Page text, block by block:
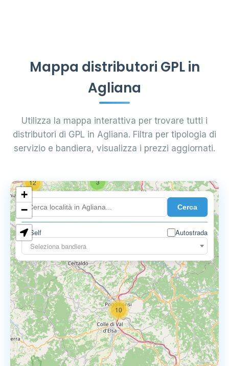
Mappa distributori GPL in
Agliana
Utilizza la mappa interattiva per trovare tutti i
distributori di GPL in Agliana. Filtra per tipologia di
servizio e bandiera, visualizza i prezzi aggiornati.
Cerca
Self
Autostrada
Seleziona bandiera
3
10
3
3
12
+
−